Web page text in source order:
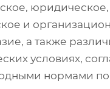
юридическое,
и
а также
условиях,
нормами